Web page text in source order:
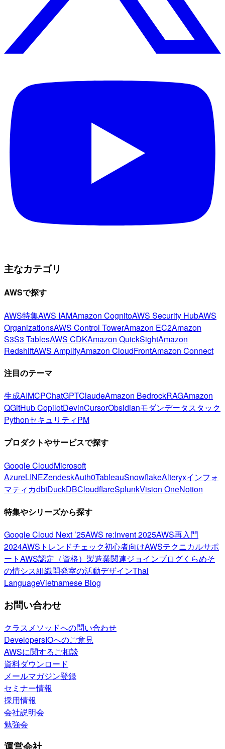
主なカテゴリ
AWSで探す
AWS特集AWS IAMAmazon CognitoAWS Security HubAWS
OrganizationsAWS Control TowerAmazon EC2Amazon
S3S3 TablesAWS CDKAmazon QuickSightAmazon
RedshiftAWS AmplifyAmazon CloudFrontAmazon Connect
注目のテーマ
生成AIMCPChatGPTClaudeAmazon BedrockRAGAmazon
QGitHub CopilotDevinCursorObsidianモダンデータスタック
PythonセキュリティPM
プロダクトやサービスで探す
Google CloudMicrosoft
AzureLINEZendeskAuth0TableauSnowflakeAlteryxインフォ
マティカdbtDuckDBCloudflareSplunkVision OneNotion
特集やシリーズから探す
Google Cloud Next ’25AWS re:Invent 2025AWS再入門
2024AWSトレンドチェック初心者向けAWSテクニカルサポ
ートAWS認定（資格） 製造業関連ジョインブログくらめそ
の情シス組織開発室の活動デザインThai
LanguageVietnamese Blog
お問い合わせ
クラスメソッドへの問い合わせ
DevelopersIOへのご意見
AWSに関するご相談
資料ダウンロード
メールマガジン登録
セミナー情報
採用情報
会社説明会
勉強会